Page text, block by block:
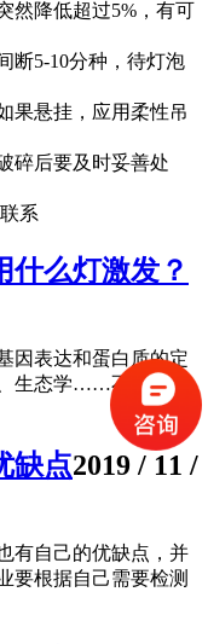
然降低超过5%，有可
断5-10分种，待灯泡
果悬挂，应用柔性吊
碎后要及时妥善处
系
什么灯激发？
因表达和蛋白质的定
生态学……不同荧光
缺点2019 / 11 /
有自己的优缺点，并
要根据自己需要检测